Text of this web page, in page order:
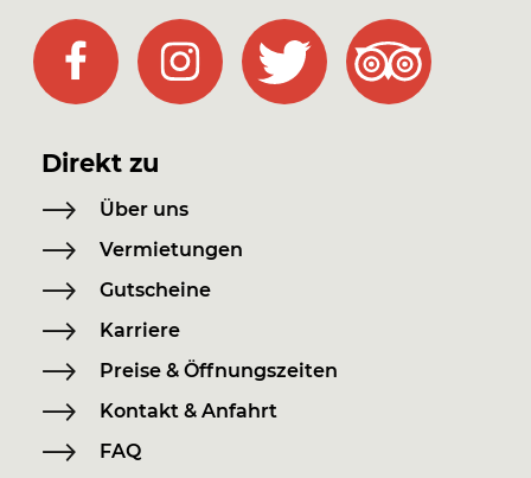
Direkt zu
Über uns
Vermietungen
Gutscheine
Karriere
Preise & Öffnungszeiten
Kontakt & Anfahrt
FAQ